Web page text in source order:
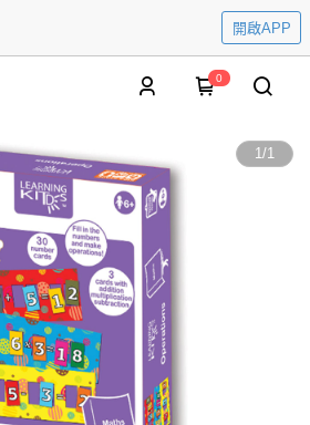
開啟APP
0
1/1